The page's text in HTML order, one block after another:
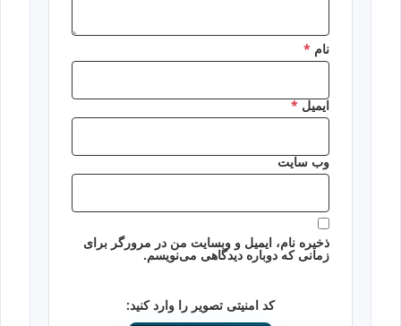
نام *
ایمیل*
وب‌ سایت
ذخیره نام، ایمیل و وبسایت من در مرورگر برای
زمانی که دوباره دیدگاهی می‌نویسم.
کد امنیتی تصویر را وارد کنید: